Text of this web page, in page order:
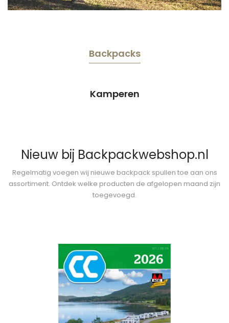
Backpacks
Kamperen
Nieuw bij Backpackwebshop.nl
Regelmatig voegen wij nieuwe backpack spullen toe aan ons
assortiment. Ontdek welke producten de afgelopen maand zijn
toegevoegd.